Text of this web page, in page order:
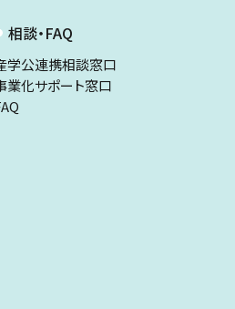
相談・FAQ
学公連携相談窓口
業化サポート窓口